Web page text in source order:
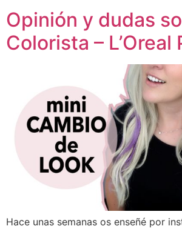
Opinión y dudas
Colorista – L’Oreal
Hace unas semanas os enseñé por